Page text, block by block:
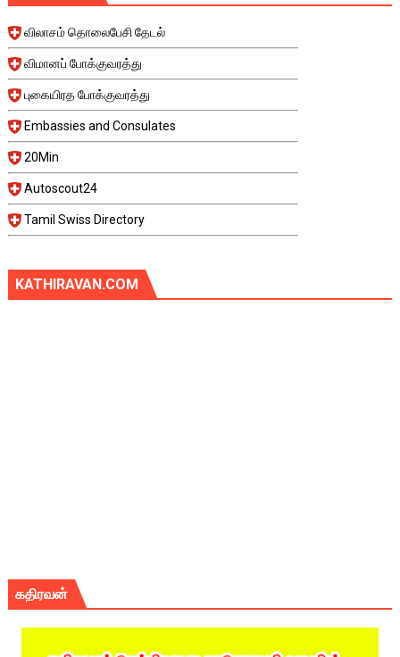
விலாசம் தொலைபேசி தேடல்
விமானப் போக்குவரத்து
புகையிரத போக்குவரத்து
Embassies and Consulates
20Min
Autoscout24
Tamil Swiss Directory
KATHIRAVAN.COM
கதிரவன்